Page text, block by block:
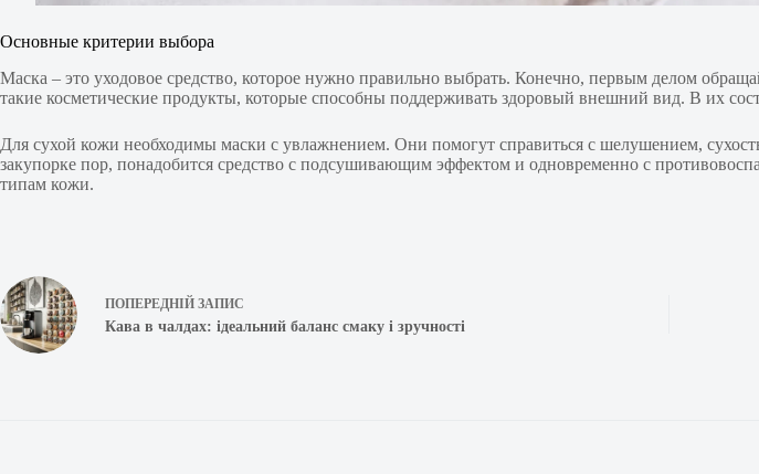
Основные критерии выбора
Маска – это уходовое средство, которое нужно правильно выбрать. Конечно, первым делом
такие косметические продукты, которые способны поддерживать здоровый внешний вид. В их
Для сухой кожи необходимы маски с увлажнением. Они помогут справиться с шелушением,
закупорке пор, понадобится средство с подсушивающим эффектом и одновременно с
типам кожи.
ПОПЕРЕДНІЙ ЗАПИС
Кава в чалдах: ідеальний баланс смаку і зручності